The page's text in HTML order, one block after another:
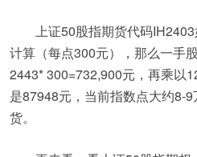
上证50股指期货代码
计算（每点300元），那么一手
2443* 300=732,900元，再乘以
是87948元，当前指数点大约8-
货。